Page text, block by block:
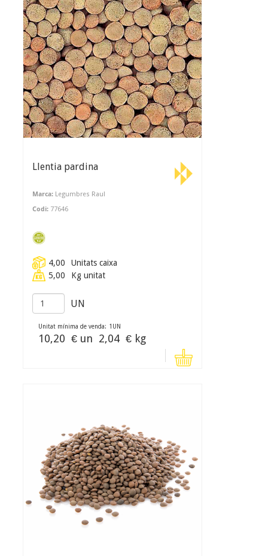
Llentia pardina
Marca: Legumbres Raul
Codi: 77646
4,00
Unitats caixa
5,00
Kg unitat
UN
Unitat mínima de venda: 1 UN
10,20 € un 2,04 € kg